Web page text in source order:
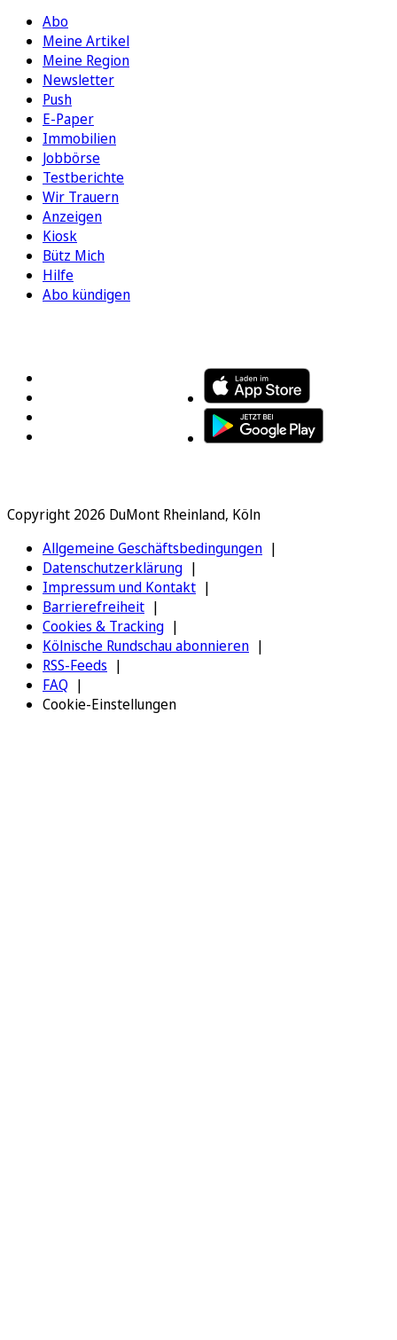
Abo
Meine Artikel
Meine Region
Newsletter
Push
E-Paper
Immobilien
Jobbörse
Testberichte
Wir Trauern
Anzeigen
Kiosk
Bütz Mich
Hilfe
Abo kündigen
Copyright 2026 DuMont Rheinland, Köln
Allgemeine Geschäftsbedingungen
Datenschutzerklärung
Impressum und Kontakt
Barrierefreiheit
Cookies & Tracking
Kölnische Rundschau abonnieren
RSS-Feeds
FAQ
Cookie-Einstellungen